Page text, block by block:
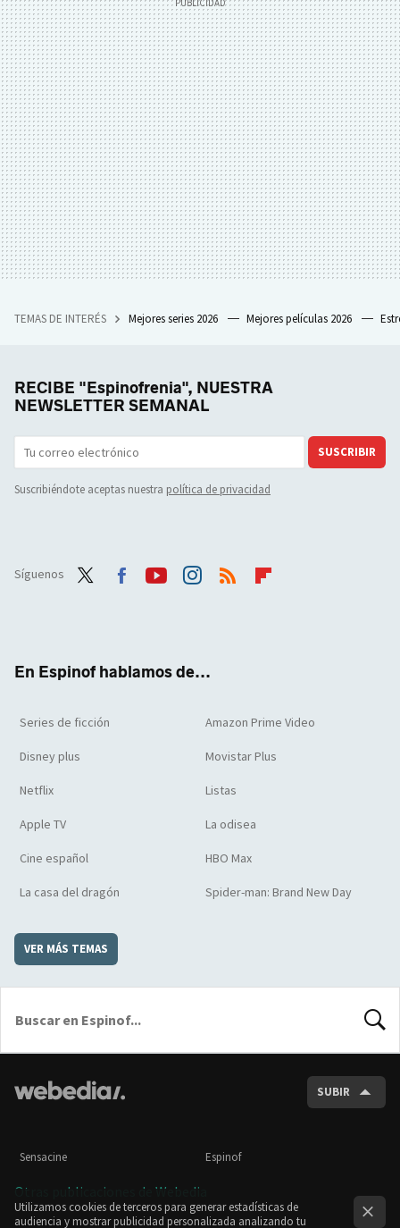
TEMAS DE INTERÉS Mejores series 2026 Mejores películas 2026
RECIBE "Espinofrenia", NUESTRA
NEWSLETTER SEMANAL
SUSCRIBIR
Suscribiéndote aceptas nuestra política de privacidad
Síguenos
En Espinof hablamos de...
Series de ficción Amazon Prime Video
Disney plus Movistar Plus
Netflix Listas
Apple TV La odisea
Cine español HBO Max
La casa del dragón Spider-man: Brand New Day
VER MÁS TEMAS
SUBIR
Sensacine Espinof
Otras publicaciones de Webedia
Utilizamos cookies de terceros para generar estadísticas de
audiencia y mostrar publicidad personalizada analizando tu